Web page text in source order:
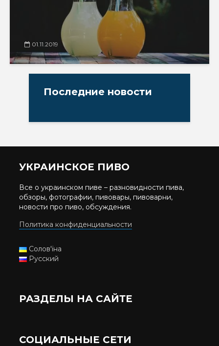
01.11.2019
Последние новости
УКРАИНСКОЕ ПИВО
Все о украинском пиве – разновидности пива,
обзоры, фотографии, пивовары, пивоварни,
новости про пиво, обсуждения.
Политика конфиденциальности
Солов'їна
Русский
РАЗДЕЛЫ НА САЙТЕ
СОЦИАЛЬНЫЕ СЕТИ